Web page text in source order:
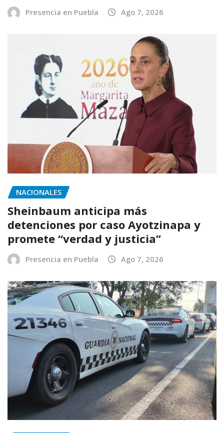
Presencia en Puebla Ago 7, 2026
NACIONALES
Sheinbaum anticipa más
detenciones por caso Ayotzinapa y
promete “verdad y justicia”
Presencia en Puebla Ago 7, 2026